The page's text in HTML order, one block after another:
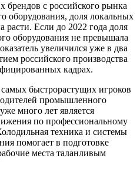
брендов с российского рынка
оборудования, доля локальных
расти. Если до 2022 года доля
оборудования не превышала
увеличился уже в два
российского производства
кадрах.
быстрорастущих игроков
промышленного
много лет является
по профессиональному
техника и системы
помогает в подготовке
места таланливым